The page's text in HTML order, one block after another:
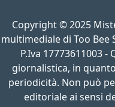
Copyright © 2025
multimediale di Too Bee
P.Iva 17773611003
giornalistica, in
periodicità. Non può
editoriale ai sensi